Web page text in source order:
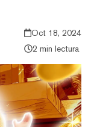
Oct 18, 2024
2 min lectura